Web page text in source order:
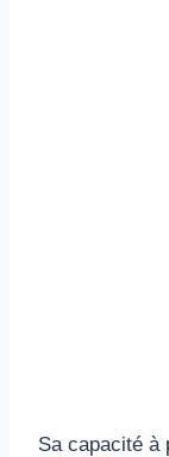
Sa capacité à